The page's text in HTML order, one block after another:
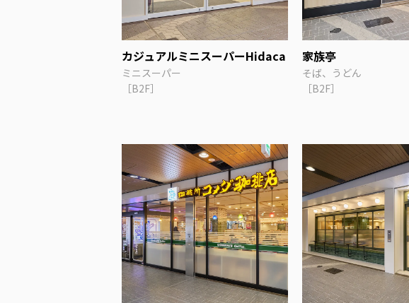
カジュアルミニスーパーHidaca
ミニスーパー
［B2F］
家族亭
そば、うどん
［B2F］